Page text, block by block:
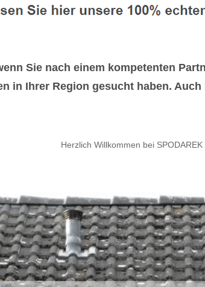
Sie nach einem kompetenten
in Ihrer Region gesucht haben.
Herzlich Willkommen bei SPODAREK